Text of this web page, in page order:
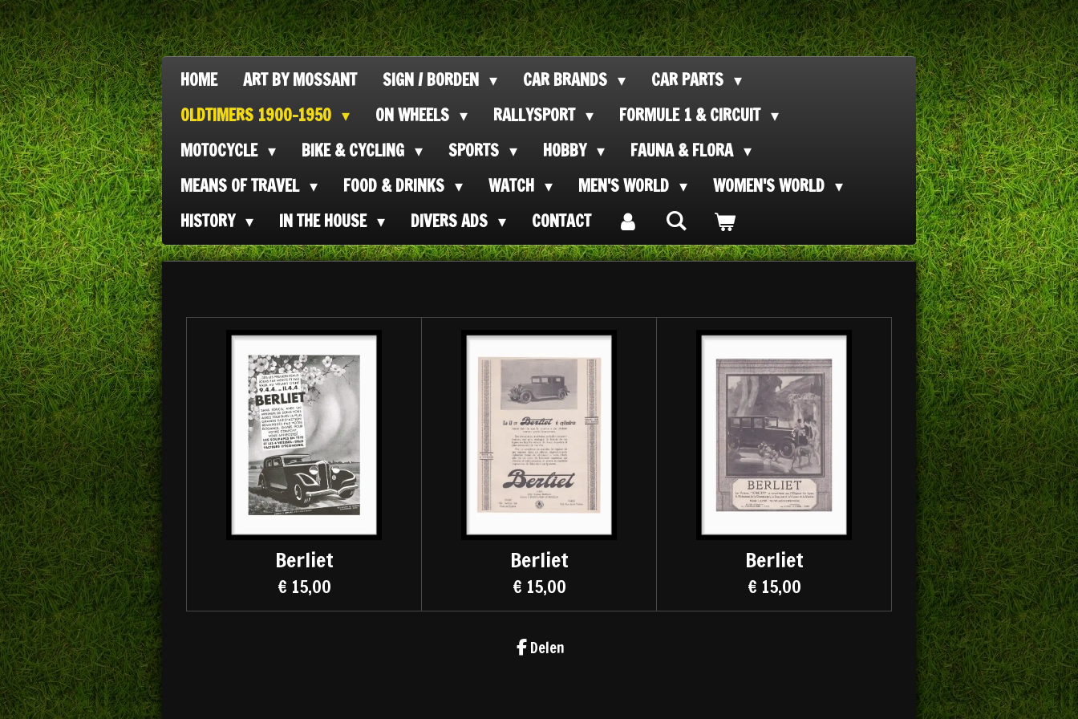
Ga
direct
naar
de
hoofdinhoud
HOME ART BY MOSSANT SIGN / BORDEN CAR BRANDS
CAR PARTS
OLDTIMERS 1900-1950
ON WHEELS RALLYSPORT
FORMULE 1 & CIRCUIT
MOTOCYCLE
BIKE & CYCLING SPORTS HOBBY
FAUNA & FLORA
MEANS OF TRAVEL
FOOD & DRINKS WATCH MEN'S WORLD
WOMEN'S WORLD
HISTORY
IN THE HOUSE DIVERS ADS CONTACT
Berliet
€ 15,00
Berliet
€ 15,00
Berliet
€ 15,00
Delen